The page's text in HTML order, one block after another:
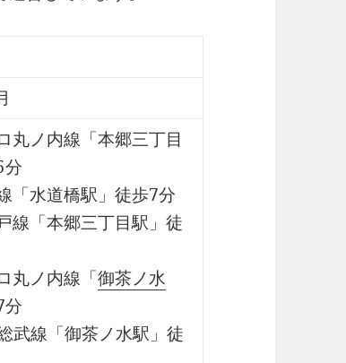
丸ノ内線「本郷三丁目
分
「水道橋駅」徒歩7分
線「本郷三丁目駅」徒
丸ノ内線「御茶ノ水
分
武線「御茶ノ水駅」徒